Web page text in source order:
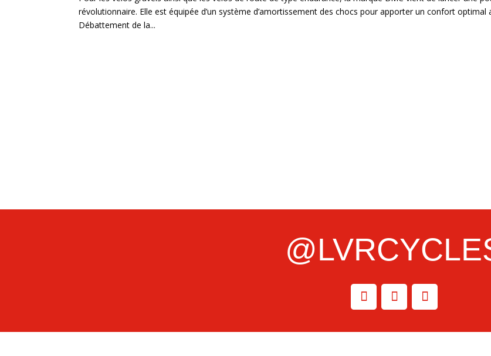
révolutionnaire. Elle est équipée d’un système d’amortissement des chocs pour apporter un confort optimal
Débattement de la...